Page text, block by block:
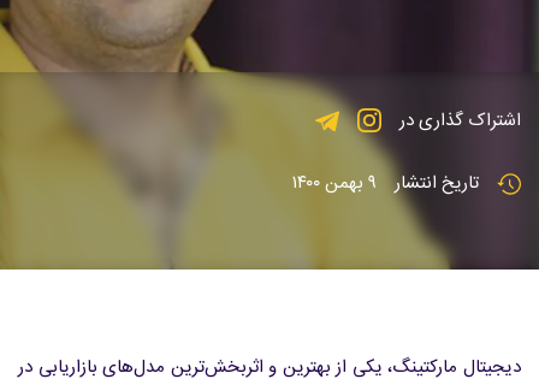
اشتراک گذاری در
تاریخ انتشار ۹ بهمن ۱۴۰۰
دیجیتال مارکتینگ، یکی از بهترین و اثربخش‌ترین مدل‌های بازاریابی در